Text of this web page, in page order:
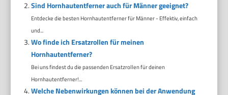
Sind Hornhautentferner auch für Männer geeignet?
Entdecke die besten Hornhautentferner für Männer - Effektiv, einfach
und...
Wo finde ich Ersatzrollen für meinen
Hornhautentferner?
Bei uns findest du die passenden Ersatzrollen für deinen
Hornhautentferner!...
Welche Nebenwirkungen können bei der Anwendung